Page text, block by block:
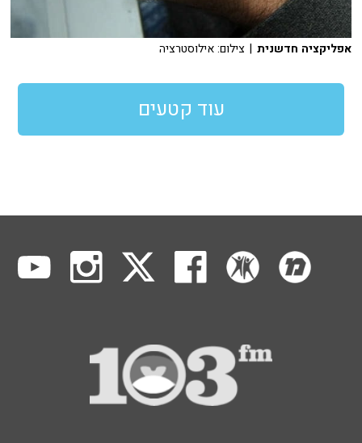
אפליקציה חדשנית | צילום: אילוסטרציה
עוד קטעים